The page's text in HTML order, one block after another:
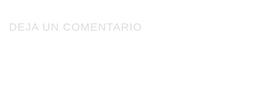
DEJA UN COMENTARIO